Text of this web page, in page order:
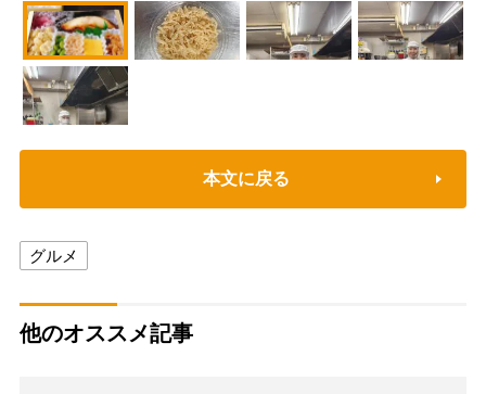
本文に戻る
グルメ
他のオススメ記事